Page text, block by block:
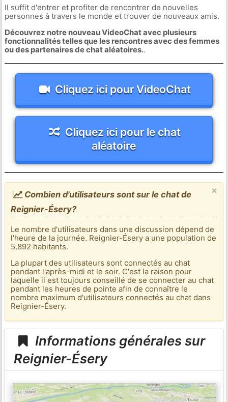
Il suffit d'entrer et profiter de rencontrer de nouvelles
personnes à travers le monde et trouver de nouveaux amis.
Découvrez notre nouveau VideoChat avec plusieurs
fonctionnalités telles que les rencontres avec des femmes
ou des partenaires de chat aléatoires..
Cliquez ici pour VideoChat
Cliquez ici pour le chat
aléatoire
×
Combien d'utilisateurs sont sur le chat de
Reignier-Ésery?
Le nombre d'utilisateurs dans une discussion dépend de
l'heure de la journée. Reignier-Ésery a une population de
5.892 habitants.
La plupart des utilisateurs sont connectés au chat
pendant l'après-midi et le soir. C'est la raison pour
laquelle il est toujours conseillé de se connecter au chat
pendant les heures de pointe afin de connaître le
nombre maximum d'utilisateurs connectés au chat dans
Reignier-Ésery.
Informations générales sur
Reignier-Ésery